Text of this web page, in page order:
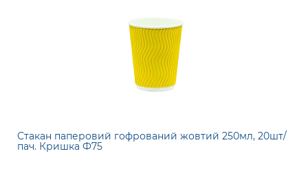
Стакан паперовий гофрований жовтий 250мл, 20шт/
пач. Кришка Ф75